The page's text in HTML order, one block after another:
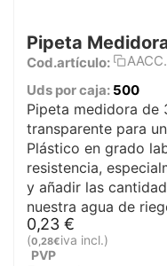
Pipeta
Cod.artículo:
Uds por caja: 500
Pipeta medidora de
transparente para
Plástico en grado
resistencia,
y añadir las
nuestra agua de
0,23 €
(0,28€
PVP
iva incl.)